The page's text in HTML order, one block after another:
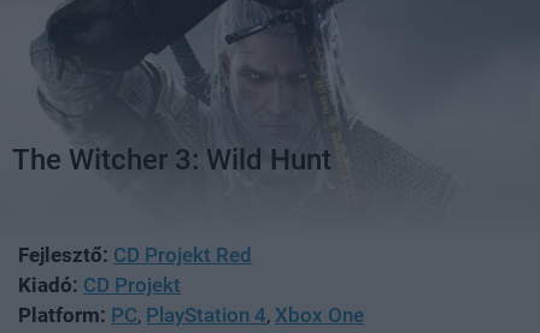
The Witcher 3: Wild Hunt
Fejlesztő: CD Projekt Red
Kiadó: CD Projekt
Platform: PC, PlayStation 4, Xbox One